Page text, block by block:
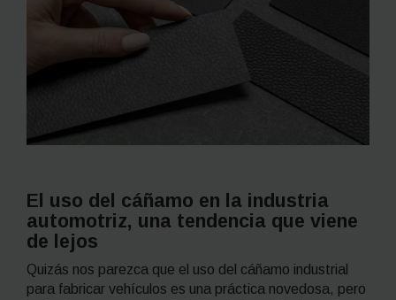
El uso del cáñamo en la industria
automotriz, una tendencia que viene
de lejos
Quizás nos parezca que el uso del cáñamo industrial
para fabricar vehículos es una práctica novedosa, pero